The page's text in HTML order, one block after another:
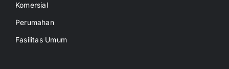
Komersial
Perumahan
Fasilitas Umum